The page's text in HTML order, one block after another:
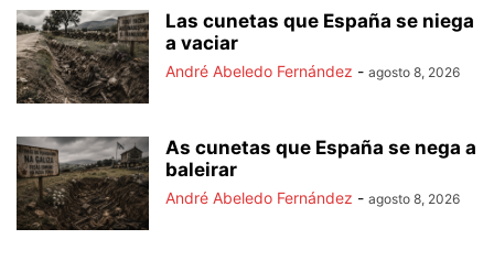
Las cunetas que España se niega
a vaciar
André Abeledo Fernández - agosto 8, 2026
As cunetas que España se nega a
baleirar
André Abeledo Fernández - agosto 8, 2026